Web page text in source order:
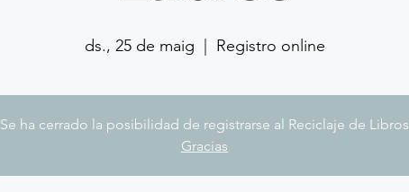
ds., 25 de maig Registro online
Se ha cerrado la posibilidad de registrarse al Reciclaje de Libros
Gracias